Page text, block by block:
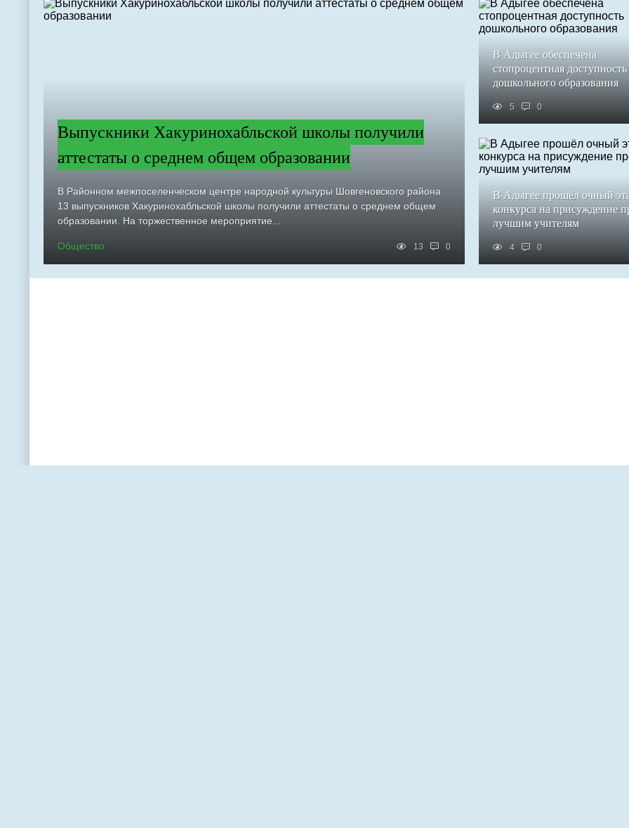
Выпускники Хакуринохабльской школы получили
аттестаты о среднем общем образовании
В Районном межпоселенческом центре народной культуры Шовгеновского района
13 выпускников Хакуринохабльской школы получили аттестаты о среднем общем
образовании. На торжественное мероприятие...
Общество 13 0
В Адыгее обеспечена
стопроцентная доступность
дошкольного образования
5 0
В Адыгее прошёл очный
конкурса на присуждение
лучшим учителям
4 0